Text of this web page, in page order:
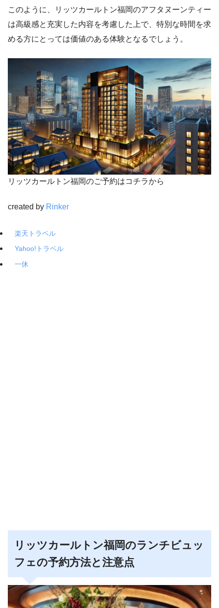
このように、リッツカールトン福岡のアフタヌーンティー
は高級感と充実した内容を考慮した上で、特別な時間を求
める方にとっては価値のある体験となるでしょう。
リッツカールトン福岡のご予約はコチラから
created by Rinker
楽天トラベル
Yahoo!トラベル
一休
リッツカールトン福岡のランチビュッ
フェの予約方法と注意点